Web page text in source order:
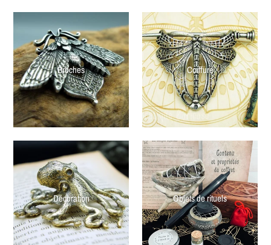
Broches Coiffure
Décoration Objets de rituels